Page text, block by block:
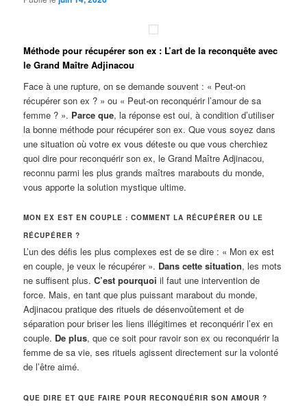
Méthode pour récupérer son ex : L’art de la reconquête avec
le Grand Maître Adjinacou
Face à une rupture, on se demande souvent : « Peut-on
récupérer son ex ? » ou « Peut-on reconquérir l’amour de sa
femme ? ». Parce que, la réponse est oui, à condition d’utiliser
la bonne méthode pour récupérer son ex. Que vous soyez dans
une situation où votre ex vous déteste ou que vous cherchiez
quoi dire pour reconquérir son ex, le Grand Maître Adjinacou,
reconnu parmi les plus grands maîtres marabouts du monde,
vous apporte la solution mystique ultime.
MON EX EST EN COUPLE : COMMENT LA RÉCUPÉRER OU LE
RÉCUPÉRER ?
L’un des défis les plus complexes est de se dire : « Mon ex est
en couple, je veux le récupérer ». Dans cette situation, les mots
ne suffisent plus.C’est pourquoi il faut une intervention de
force. Mais, en tant que plus puissant marabout du monde,
Adjinacou pratique des rituels de désenvoûtement et de
séparation pour briser les liens illégitimes et reconquérir l’ex en
couple. De plus, que ce soit pour ravoir son ex ou reconquérir la
femme de sa vie, ses rituels agissent directement sur la volonté
de l’être aimé.
QUE DIRE ET QUE FAIRE POUR RECONQUÉRIR SON AMOUR ?